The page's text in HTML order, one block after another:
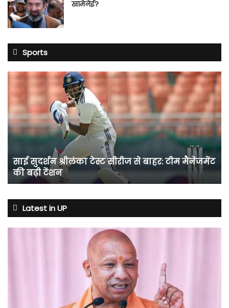
खामेनेई?
Sports
साई
श्रीलंका
टेस्ट
सीरीज
से
मैनेजमेंट
की
बढ़ी
साई सुदर्शन श्रीलंका टेस्ट सीरीज से बाहर: टीम मैनेजमेंट
की बढ़ी टेंशन
Latest in UP